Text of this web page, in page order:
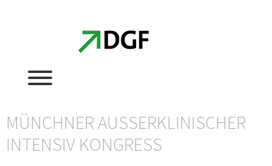
MÜNCHNER AUSSERKLINISCHER I
NTENSIV KONGRESS